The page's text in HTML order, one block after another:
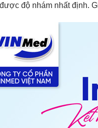
được độ nhám nhất định.